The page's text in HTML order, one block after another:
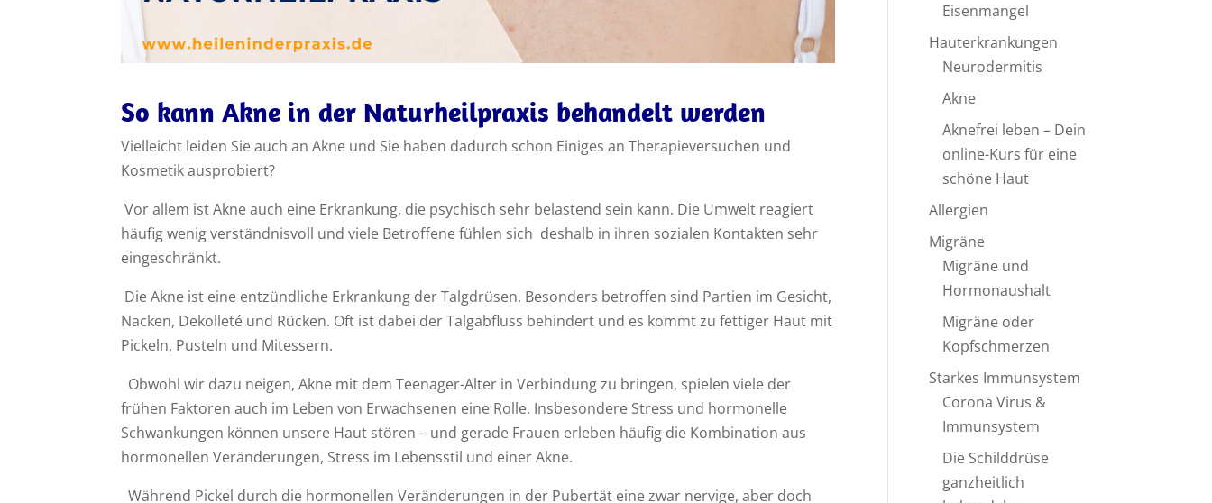
So kann Akne in der Naturheilpraxis behandelt werden
Vielleicht leiden Sie auch an Akne und Sie haben dadurch schon Einiges an Therapieversuchen und
Kosmetik ausprobiert?
Vor allem ist Akne auch eine Erkrankung, die psychisch sehr belastend sein kann. Die Umwelt reagiert
häufig wenig verständnisvoll und viele Betroffene fühlen sich deshalb in ihren sozialen Kontakten sehr
eingeschränkt.
Die Akne ist eine entzündliche Erkrankung der Talgdrüsen. Besonders betroffen sind Partien im Gesicht,
Nacken, Dekolleté und Rücken. Oft ist dabei der Talgabfluss behindert und es kommt zu fettiger Haut mit
Pickeln, Pusteln und Mitessern.
Obwohl wir dazu neigen, Akne mit dem Teenager-Alter in Verbindung zu bringen, spielen viele der
frühen Faktoren auch im Leben von Erwachsenen eine Rolle. Insbesondere Stress und hormonelle
Schwankungen können unsere Haut stören – und gerade Frauen erleben häufig die Kombination aus
hormonellen Veränderungen, Stress im Lebensstil und einer Akne.
Während Pickel durch die hormonellen Veränderungen in der Pubertät eine zwar nervige, aber doch
Eisenmangel
Hauterkrankungen
Neurodermitis
Akne
Aknefrei leben – Dein
online-Kurs für eine
schöne Haut
Allergien
Migräne
Migräne und
Hormonaushalt
Migräne oder
Kopfschmerzen
Starkes Immunsystem
Corona Virus &
Immunsystem
Die Schilddrüse
ganzheitlich